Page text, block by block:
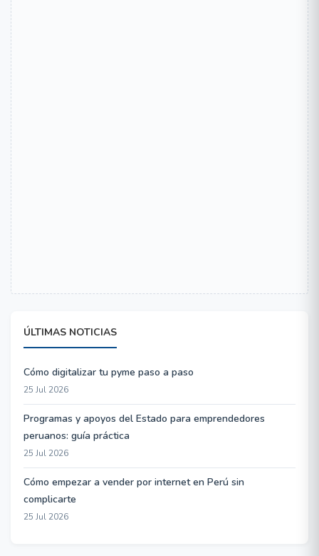
ÚLTIMAS NOTICIAS
Cómo digitalizar tu pyme paso a paso
25 Jul 2026
Programas y apoyos del Estado para emprendedores
peruanos: guía práctica
25 Jul 2026
Cómo empezar a vender por internet en Perú sin
complicarte
25 Jul 2026